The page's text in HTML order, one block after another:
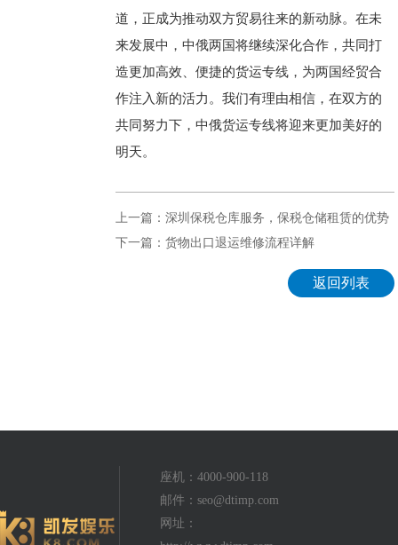
道，正成为推动双方贸易往来的新动脉。在未
来发展中，中俄两国将继续深化合作，共同打
造更加高效、便捷的货运专线，为两国经贸合
作注入新的活力。我们有理由相信，在双方的
共同努力下，中俄货运专线将迎来更加美好的
明天。
上一篇：深圳保税仓库服务，保税仓储租赁的优势
下一篇：货物出口退运维修流程详解
返回列表
座机：4000-900-118
邮件：seo@dtimp.com
网址：